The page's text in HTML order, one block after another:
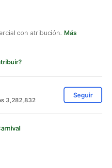
con atribución. Más
3,282,832
Seguir